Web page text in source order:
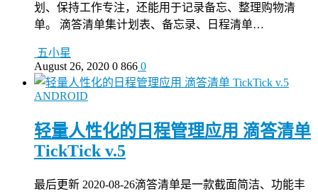
划、保持工作专注，还能用于记录备忘、整理购物清
单。 滴答清单集计划表、备忘录、日程清单…
五小星
August 26, 2020 0 866 0
ANDROID
轻量人性化的日程管理应用 滴答清单
TickTick v.5
最后更新 2020-08-26滴答清单是一款截面简洁、功能丰